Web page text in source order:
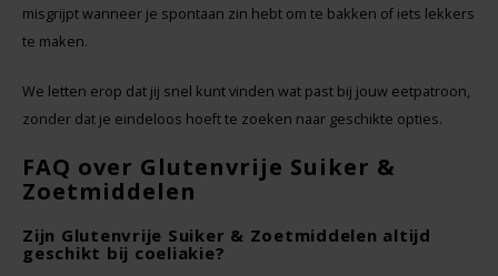
misgrijpt wanneer je spontaan zin hebt om te bakken of iets lekkers
te maken.
We letten erop dat jij snel kunt vinden wat past bij jouw eetpatroon,
zonder dat je eindeloos hoeft te zoeken naar geschikte opties.
FAQ over Glutenvrije Suiker &
Zoetmiddelen
Zijn Glutenvrije Suiker & Zoetmiddelen altijd
geschikt bij coeliakie?